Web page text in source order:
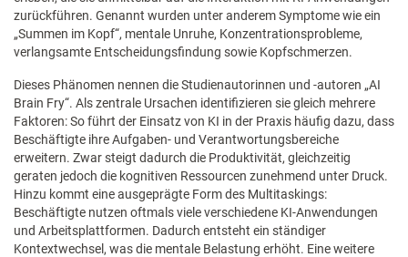
zurückführen. Genannt wurden unter anderem Symptome wie ein
„Summen im Kopf“, mentale Unruhe, Konzentrationsprobleme,
verlangsamte Entscheidungsfindung sowie Kopfschmerzen.
Dieses Phänomen nennen die Studienautorinnen und -autoren „AI
Brain Fry“. Als zentrale Ursachen identifizieren sie gleich mehrere
Faktoren: So führt der Einsatz von KI in der Praxis häufig dazu, dass
Beschäftigte ihre Aufgaben- und Verantwortungsbereiche
erweitern. Zwar steigt dadurch die Produktivität, gleichzeitig
geraten jedoch die kognitiven Ressourcen zunehmend unter Druck.
Hinzu kommt eine ausgeprägte Form des Multitaskings:
Beschäftigte nutzen oftmals viele verschiedene KI-Anwendungen
und Arbeitsplattformen. Dadurch entsteht ein ständiger
Kontextwechsel, was die mentale Belastung erhöht. Eine weitere